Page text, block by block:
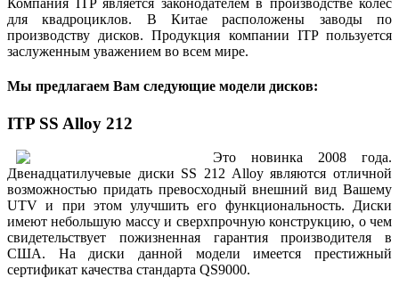
Компания ITP является законодателем в производстве колес
для квадроциклов. В Китае расположены заводы по
производству дисков. Продукция компании ITP пользуется
заслуженным уважением во всем мире.
Мы предлагаем Вам следующие модели дисков:
ITP SS Alloy 212
Это новинка 2008 года.
Двенадцатилучевые диски SS 212 Alloy являются отличной
возможностью придать превосходный внешний вид Вашему
UTV и при этом улучшить его функциональность. Диски
имеют небольшую массу и сверхпрочную конструкцию, о чем
свидетельствует пожизненная гарантия производителя в
США. На диски данной модели имеется престижный
сертификат качества стандарта QS9000.